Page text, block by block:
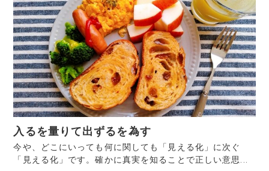
入るを量りて出ずるを為す
今や、どこにいっても何に関しても「見える化」に次ぐ
「見える化」です。確かに真実を知ることで正しい意思...